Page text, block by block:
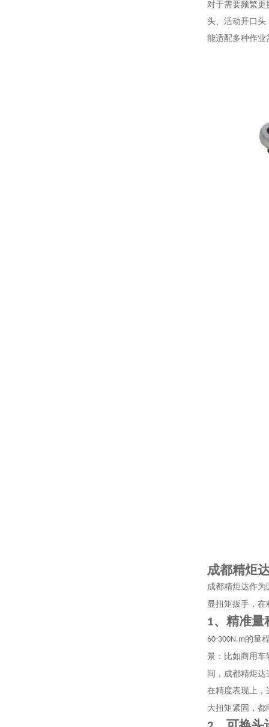
对于需要频繁更
头、活动开口头
能适配多种作业
成都精炬
成都精炬达作
显扭矩扳手，
1、精准量
60-300N.m的量
景：比如商用车
间， 成都精炬达
在精度表现上，
大扭矩紧固，